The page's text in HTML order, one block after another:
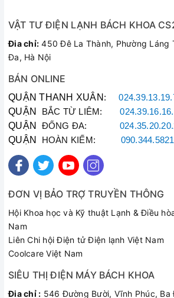
VẬT TƯ ĐIỆN LẠNH BÁCH KHOA
Đia chỉ: 450 Đê La Thành, Phường Láng
Đa, Hà Nội
BÁN ONLINE
QUẬN THANH XUÂN :
QUẬN BẮC TỪ LIÊM:
QUẬN ĐỐNG ĐA:
QUẬN HOÀN KIẾM: 090.344.5821
ĐƠN VỊ BẢO TRỢ TRUYỀN THÔNG
Hội Khoa học và Kỹ thuật Lạnh & Điều
Nam
Liên Chi hội Điện tử Điện lạnh Việt Nam
Coolcare Việt Nam
SIÊU THỊ ĐIỆN MÁY BÁCH KHOA
Đia chỉ : 546 Đường Bười, Vĩnh Phúc, Ba